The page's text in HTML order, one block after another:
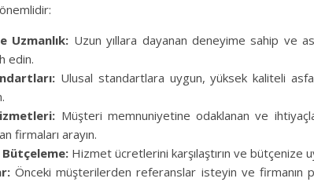
Uzmanlık: Uzun yıllara dayanan deneyime sahip ve
edin.
Ulusal standartlara uygun, yüksek kaliteli
Müşteri memnuniyetine odaklanan ve
firmaları arayın.
Hizmet ücretlerini karşılaştırın ve bütçenize
Önceki müşterilerden referanslar isteyin ve firmanın